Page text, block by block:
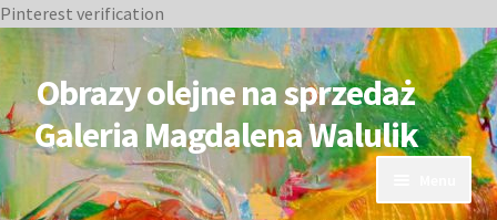
Pinterest verification
do
nawigacji
do
treści
Obrazy olejne na sprzedaż
Galeria Magdalena Walulik